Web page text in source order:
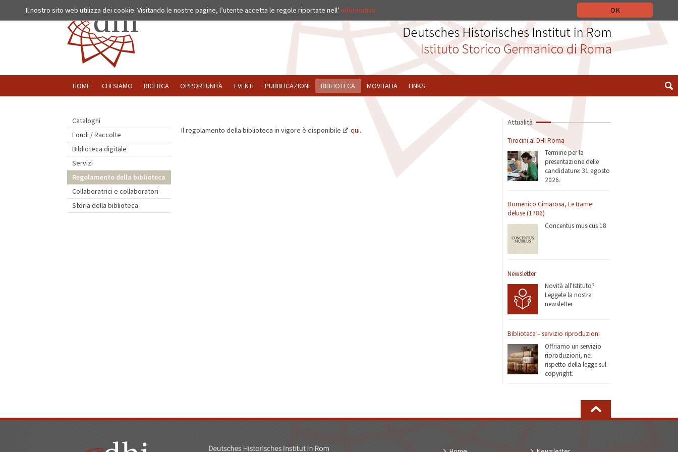
OK
Il nostro sito web utilizza dei cookie. Visitando le nostre pagine, l’utente accetta le regole riportate nell’ informativa.
Cataloghi
Fondi / Raccolte
Biblioteca digitale
Servizi
Regolamento della biblioteca
Collaboratrici e collaboratori
Storia della biblioteca
Attualità
Tirocini al DHI Roma
Termine per la
presentazione delle
candidature: 31 agosto
2026.
Domenico Cimarosa, Le trame
deluse (1786)
Concentus musicus 18
Newsletter
Novità all'Istituto?
Leggete la nostra
newsletter
Biblioteca – servizio riproduzioni
Offriamo un servizio
riproduzioni, nel
rispetto della legge sul
copyright.
Il regolamento della biblioteca in vigore è disponibile qui.
HOME CHI SIAMO RICERCA OPPORTUNITÀ EVENTI PUBBLICAZIONI BIBLIOTECA MOVITALIA LINKS